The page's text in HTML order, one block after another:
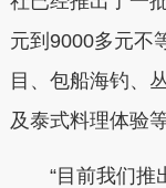
元到9000多元不
目、包船海钓、
及泰式料理体验等
“目前我们推出